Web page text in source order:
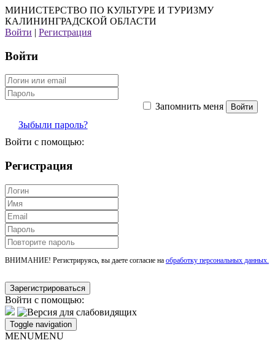
МИНИСТЕРСТВО ПО КУЛЬТУРЕ И ТУРИЗМУ
КАЛИНИНГРАДСКОЙ ОБЛАСТИ
Войти | Регистрация
Войти
Запомнить меня
Зыбыли пароль?
Войти с помощью:
Регистрация
ВНИМАНИЕ! Регистрируясь, вы даете согласие на обработку персональных данных.
Войти с помощью:
Toggle navigation
MENUMENU